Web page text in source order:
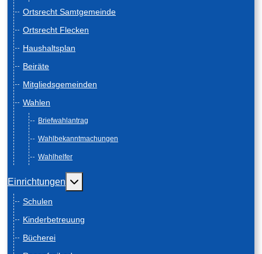
Ortsrecht Samtgemeinde
Ortsrecht Flecken
Haushaltsplan
Beiräte
Mitgliedsgemeinden
Wahlen
Briefwahlantrag
Wahlbekanntmachungen
Wahlhelfer
Einrichtungen Weitere Informationen: Einrichtungen
Schulen
Kinderbetreuung
Bücherei